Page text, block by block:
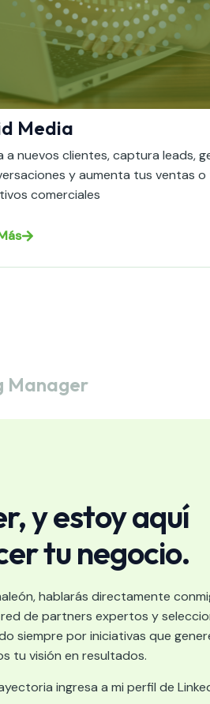
Media
a nuevos clientes, captura leads,
y aumenta tus ventas o
comerciales
Manager
y estoy aquí
tu negocio.
hablarás directamente
de partners expertos y
siempre por iniciativas que
tu visión en resultados.
ingresa a mi perfil de